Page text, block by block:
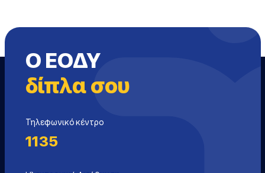
Ο ΕΟΔΥ
δίπλα σου
Τηλεφωνικό κέντρο
1135